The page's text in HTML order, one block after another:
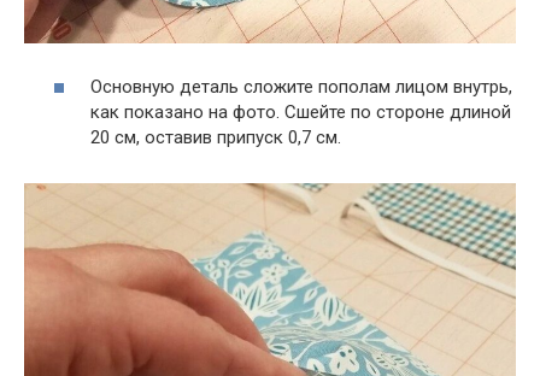
Основную деталь сложите пополам лицом внутрь,
как показано на фото. Сшейте по стороне длиной
20 см, оставив припуск 0,7 см.